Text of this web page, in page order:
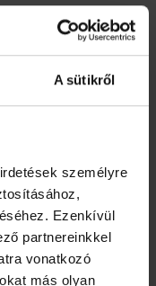
A sütikről
személyre
Ezenkívül
partnereinkkel
vonatkozó
más olyan
KIZÁR MINŐSÍTÉSE
2 PERC SÁRGA